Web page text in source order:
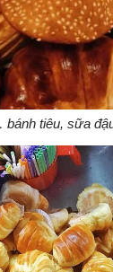
bánh tiêu, sữa